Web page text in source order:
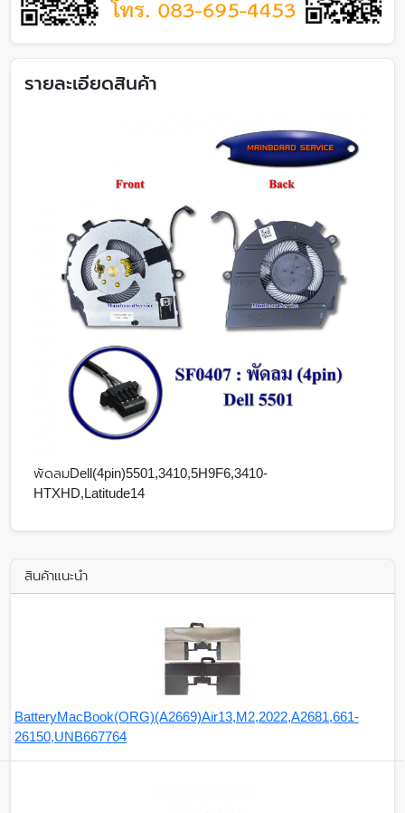
รายละเอียดสินค้า
พัดลมDell(4pin)5501,3410,5H9F6,3410-
HTXHD,Latitude14
สินค้าแนะนำ
BatteryMacBook(ORG)(A2669)Air13,M2,2022,A2681,661-
26150,UNB667764